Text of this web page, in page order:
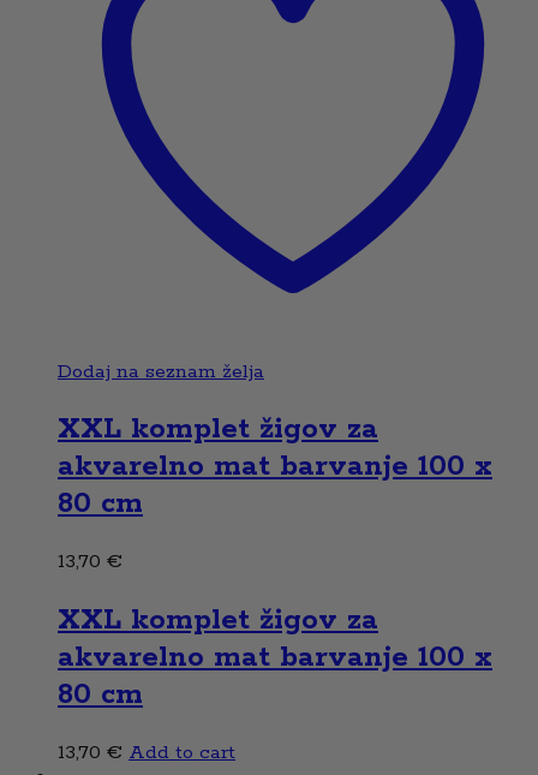
Dodaj na seznam želja
XXL komplet žigov za
akvarelno mat barvanje 100 x
80 cm
13,70 €
XXL komplet žigov za
akvarelno mat barvanje 100 x
80 cm
13,70 € Add to cart